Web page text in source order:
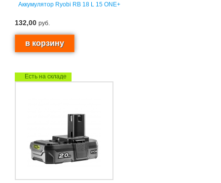
Аккумулятор Ryobi RB 18 L 15 ONE+
132,00 руб.
Есть на складе